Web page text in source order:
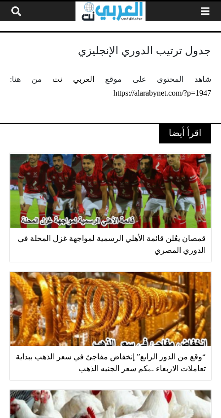
جدول ترتيب الدوري الإنجليزي
شاهد المحتوى على موقع العربي نت من هنا:
https://alarabynet.com/?p=1947
اقرأ أيضا
قمصان يعُلن قائمة الأهلي الرسمية لمواجهة غزل المحلة في
الدوري المصري
“وقع من الدور الرابع” إنخفاض مفاجئ في سعر الذهب ببداية
تعاملات الاربعاء ..بكم سعر الجنيه الذهب